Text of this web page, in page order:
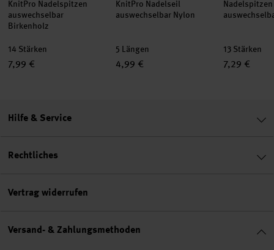
KnitPro Nadelspitzen
auswechselbar
Birkenholz
14 Stärken
7,99 €
KnitPro Nadelseil
auswechselbar Nylon
5 Längen
4,99 €
Nadelspitzen
13 Stärken
7,29 €
Hilfe & Service
Rechtliches
Vertrag widerrufen
Versand- & Zahlungsmethoden